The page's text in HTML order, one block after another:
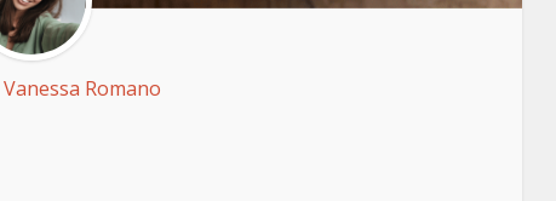
Vanessa Romano